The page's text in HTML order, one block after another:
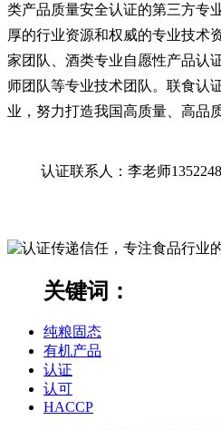
类产品质量安全认证的第三方专
厚的行业资源和权威的专业技术
家团队、酒类专业自愿性产品认
师团队等专业技术团队。联食认
业，努力打造我国高质量、高品
认证联系人：李老师
关键词：
纯粮固态
有机产品
认证
认可
HACCP